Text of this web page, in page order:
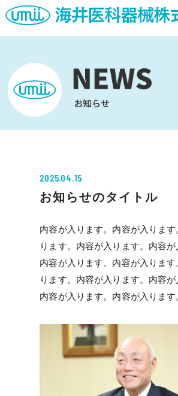
2025.04.15
お知らせのタイトル
内容が入ります。内容が入ります
ります。内容が入ります。内容が
内容が入ります。内容が入ります
ります。内容が入ります。内容が
内容が入ります。内容が入ります